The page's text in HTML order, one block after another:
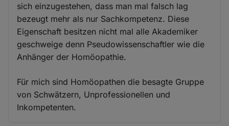
sich einzugestehen, dass man mal falsch lag
bezeugt mehr als nur Sachkompetenz. Diese
Eigenschaft besitzen nicht mal alle Akademiker
geschweige denn Pseudowissenschaftler wie die
Anhänger der Homöopathie.
Für mich sind Homöopathen die besagte Gruppe
von Schwätzern, Unprofessionellen und
Inkompetenten.